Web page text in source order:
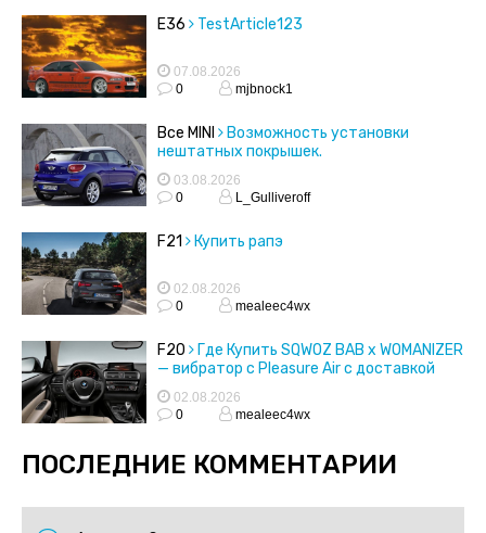
E36 TestArticle123
07.08.2026
0
mjbnock1
Все MINI
Возможность установки
нештатных покрышек.
03.08.2026
0
L_Gulliveroff
F21 Купить рапэ
02.08.2026
0
mealeec4wx
F20
Где Купить SQWOZ BAB x WOMANIZER
— вибратор с Pleasure Air с доставкой
02.08.2026
0
mealeec4wx
ПОСЛЕДНИЕ КОММЕНТАРИИ